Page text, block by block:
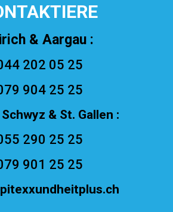
& Aargau :
202 05 25
904 25 25
& St. Gallen :
290 25 25
901 25 25